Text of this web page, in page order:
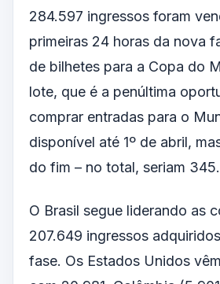
284.597 ingressos foram
primeiras 24 horas da nova
de bilhetes para a Copa do
lote, que é a penúltima
comprar entradas para o
disponível até 1º de abril,
do fim – no total, seriam
O Brasil segue liderando as
207.649 ingressos
fase. Os Estados Unidos